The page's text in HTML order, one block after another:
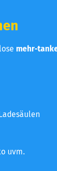
mehr-
uvm.